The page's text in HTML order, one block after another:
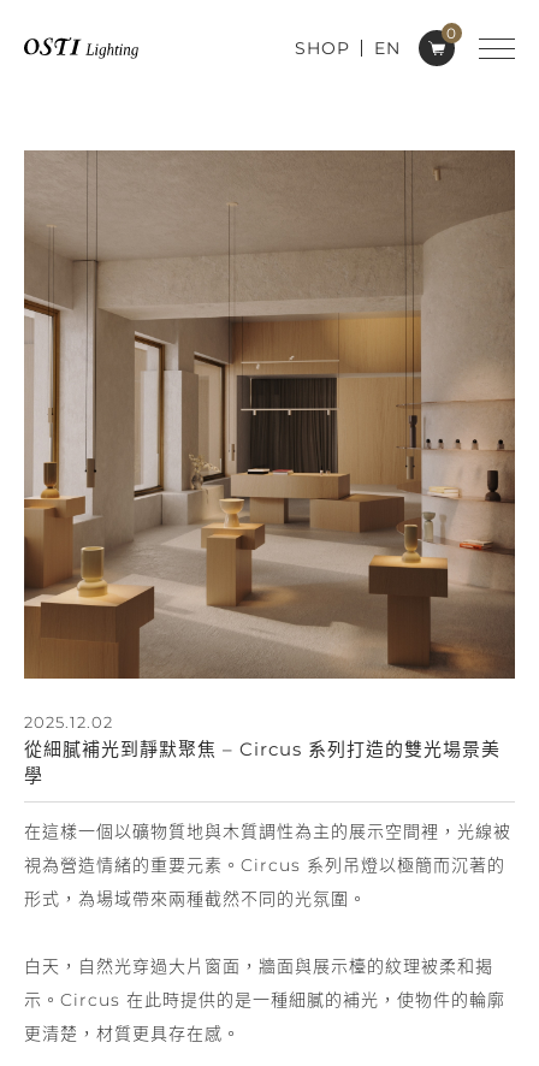
0
SHOP EN
2025.12.02
從細膩補光到靜默聚焦 – Circus 系列打造的雙光場景美
學
在這樣一個以礦物質地與木質調性為主的展示空間裡，光線被
視為營造情緒的重要元素。Circus 系列吊燈以極簡而沉著的
形式，為場域帶來兩種截然不同的光氛圍。
白天，自然光穿過大片窗面，牆面與展示檯的紋理被柔和揭
示。Circus 在此時提供的是一種細膩的補光，使物件的輪廓
更清楚，材質更具存在感。